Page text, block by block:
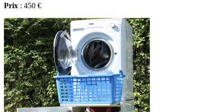
Prix : 450 €